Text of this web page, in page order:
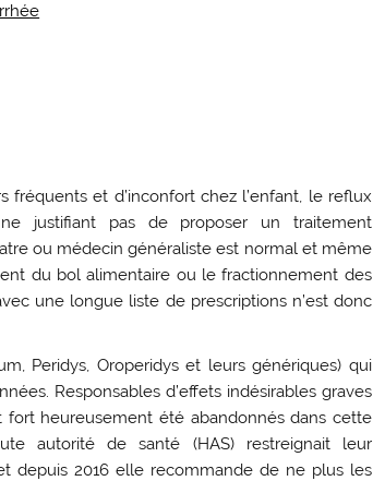
fréquents et d’inconfort chez l’enfant, le reflux
justifiant pas de proposer un traitement
ou médecin généraliste est normal et même
du bol alimentaire ou le fractionnement des
une longue liste de prescriptions n’est donc
Peridys, Oroperidys et leurs génériques) qui
Responsables d’effets indésirables graves
heureusement été abandonnés dans cette
autorité de santé (HAS) restreignait leur
depuis 2016 elle recommande de ne plus les